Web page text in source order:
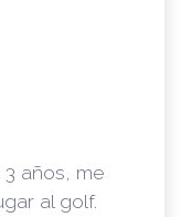
años, me
al golf.